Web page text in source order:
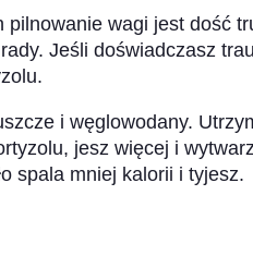
pilnowanie wagi jest dość
Jeśli doświadczasz
i węglowodany.
jesz więcej i
spala mniej kalorii i tyjesz.